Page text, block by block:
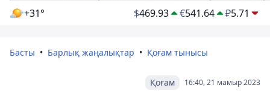
+31° $469.93 €541.64 ₽5.71
Басты Барлық жаңалықтар Қоғам тынысы
16:40, 21 мамыр 2023
Қоғам